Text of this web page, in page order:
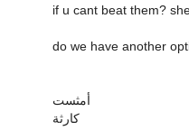
if u cant beat them?
do we have another
أمثست
كارثة